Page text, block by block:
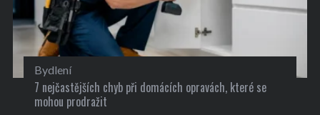
Bydlení
7 nejčastějších chyb při domácích opravách, které se
mohou prodražit